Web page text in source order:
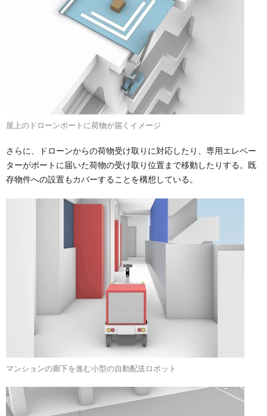
屋上のドローンポートに荷物が届くイメージ
さらに、ドローンからの荷物受け取りに対応したり、専用エレベー
ターがポートに届いた荷物の受け取り位置まで移動したりする。既
存物件への設置もカバーすることを構想している。
マンションの廊下を進む小型の自動配送ロボット